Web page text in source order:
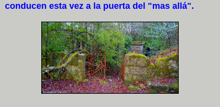
conducen esta vez a la puerta del "mas allá".